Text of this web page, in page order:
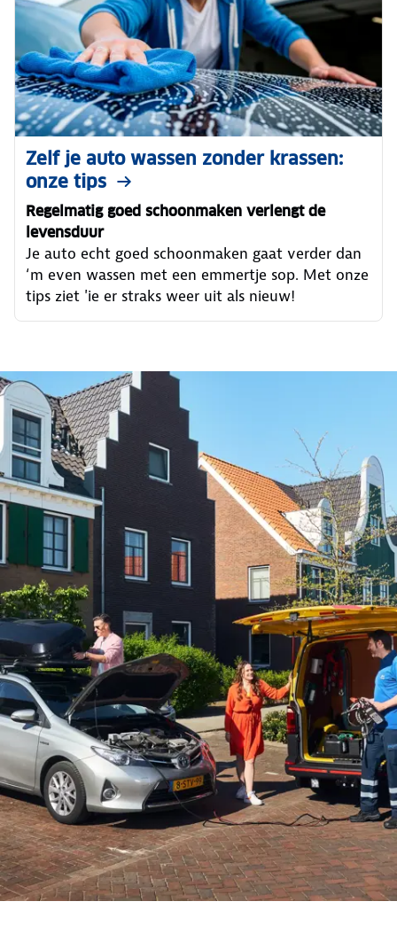
Zelf je auto wassen zonder krassen:
onze tips
Regelmatig goed schoonmaken verlengt de
levensduur
Je auto echt goed schoonmaken gaat verder dan
‘m even wassen met een emmertje sop. Met onze
tips ziet 'ie er straks weer uit als nieuw!